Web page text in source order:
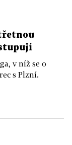
v níž se o
s Plzní.